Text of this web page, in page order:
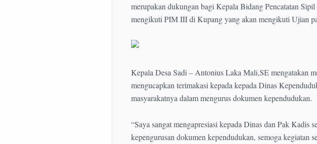
merupakan dukungan bagi Kepala Bidang Pencatatan
mengikuti PIM III di Kupang yang akan mengikuti Ujian
Kepala Desa Sadi – Antonius Laka Mali,SE mengatakan
mengucapkan terimakasi kepada kepada Dinas
masyarakatnya dalam mengurus dokumen kependudukan.
“Saya sangat mengapresiasi kepada Dinas dan Pak Kadis
kepengurusan dokumen kependudukan, semoga kegiatan